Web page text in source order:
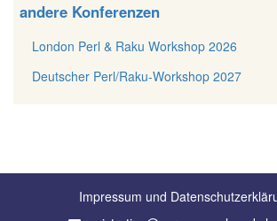
andere Konferenzen
London Perl & Raku Workshop 2026
Deutscher Perl/Raku-Workshop 2027
Impressum und